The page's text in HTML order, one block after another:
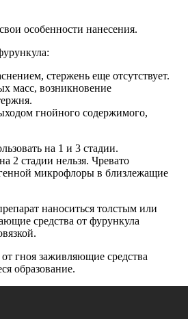
особенности нанесения.
стержень еще отсутствует.
масс, возникновение
гнойного содержимого,
на 1 и 3 стадии.
2 стадии нельзя. Чревато
микрофлоры в близлежащие
наноситься толстым или
средства от фурункула
гноя заживляющие средства
образование.